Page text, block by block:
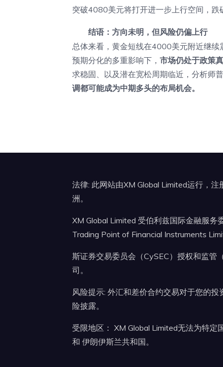
突破4080美元将打开进一步上行空间，
结语：方向未明，但风险仍偏上行
总体来看，黄金短线在4000美元附近继
预期分化的多重影响下， 市场仍处于政策
求稳固、以及潜在宽松周期临近，分析
调都可能成为中期多头的布局机会。
法律: 此网站由XM Global Limited运行，
洲。
XM Global Limited 受伯利兹国际金融服
Trading Point of Financial Instruments
斯证券交易委员会（CySEC）授权和监管
司。
风险提示: 外汇和差价合约交易对于您的
险披露。
受限地区： XM Global Limited无法为特
和 伊朗伊斯兰共和国。